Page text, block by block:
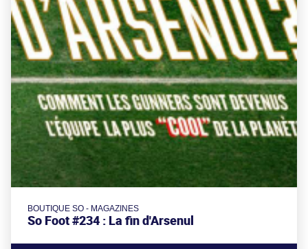
BOUTIQUE SO - MAGAZINES
So Foot #234 : La fin d'Arsenul